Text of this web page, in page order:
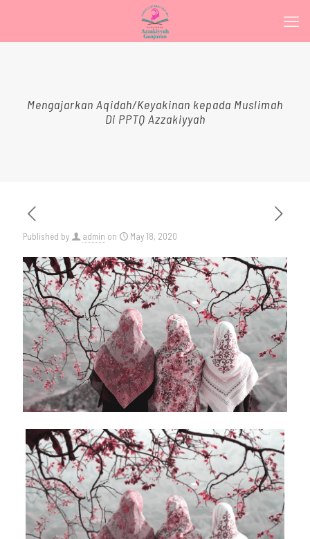
Mengajarkan Aqidah/Keyakinan kepada Muslimah
Di PPTQ Azzakiyyah
Published by admin on May 18, 2020